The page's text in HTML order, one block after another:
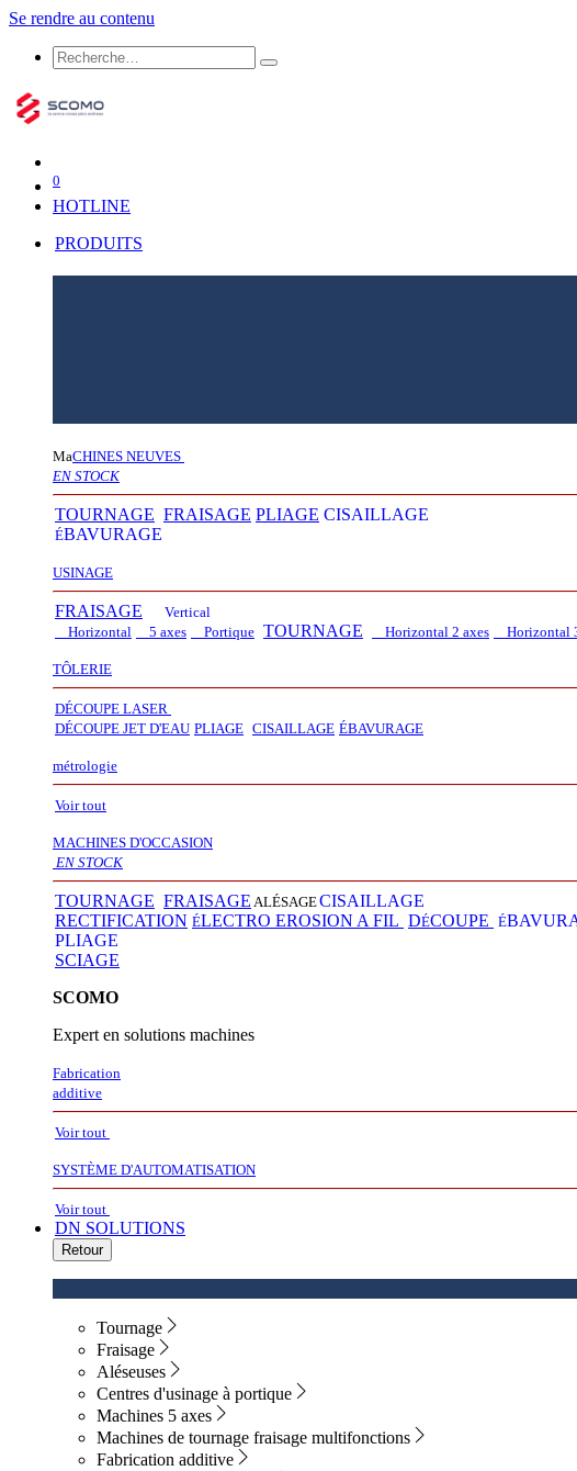
Se rendre au contenu
0
HOTLINE
PRODUITS
MaCHINES NEUVES
EN STOCK
TOURNAGE FRAISAGE PLIAGE CISAILLAGE
ÉBAVURAGE
USINAGE
FRAISAGE
Vertical
Horizontal
5 axes Portique TOURNAGE Horizontal 2 axes Horizontal
TÔLERIE
DÉCOUPE LASER
DÉCOUPE JET D'EAU PLIAGE CISAILLAGE ÉBAVURAGE
métrologie
Voir tout
MACHINES D'OCCASION
EN STOCK
TOURNAGE FRAISAGE ALÉSAGECISAILLAGE
RECTIFICATION ÉLECTRO EROSION A FIL DÉCOUPE É
PLIAGE
SCIAGE
SCOMO
Expert en solutions machines
Fabrication
additive
Voir tout
SYSTÈME D'AUTOMATISATION
Voir tout
DN SOLUTIONS
Retour
Tournage
Fraisage
Aléseuses
Centres d'usinage à portique
Machines 5 axes
Machines de tournage fraisage multifonctions
Fabrication additive